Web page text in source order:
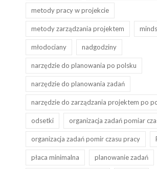
metody pracy w projekcie
metody zarządzania projektem
młodociany nadgodziny
narzędzie do planowania po polsku
narzędzie do planowania zadań
narzędzie do zarządzania projektem po
odsetki organizacja zadań pomiar
organizacja zadań pomir czasu pracy
płaca minimalna planowanie zadań